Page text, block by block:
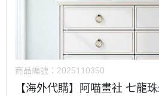
商品編號： 2025110350
【海外代購】阿喵畫社 七龍